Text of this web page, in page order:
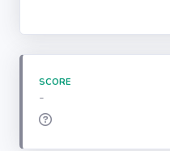
SCORE
-